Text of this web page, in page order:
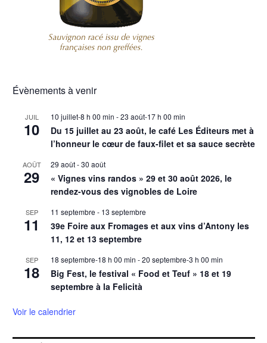
Évènements à venir
JUIL
10
10 juillet-8 h 00 min -23 août-17 h 00 min
Du 15 juillet au 23 août, le café Les Éditeurs met à
l’honneur le cœur de faux-filet et sa sauce secrète
AOÛT
29
29 août-30 août
« Vignes vins randos » 29 et 30 août 2026, le
rendez-vous des vignobles de Loire
SEP
11
11 septembre - 13 septembre
39e Foire aux Fromages et aux vins d’Antony les
11, 12 et 13 septembre
SEP
18
18 septembre-18 h 00 min -20 septembre-3 h 00 min
Big Fest, le festival « Food et Teuf » 18 et 19
septembre à la Felicità
Voir le calendrier